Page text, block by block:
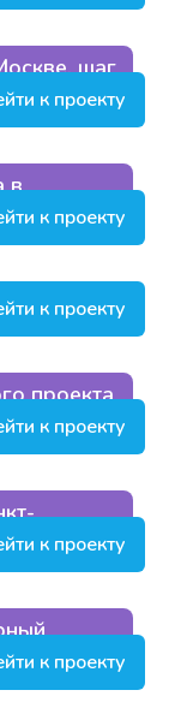
шаг
к проекту
в
к проекту
к проекту
проекта
к проекту
к проекту
к проекту